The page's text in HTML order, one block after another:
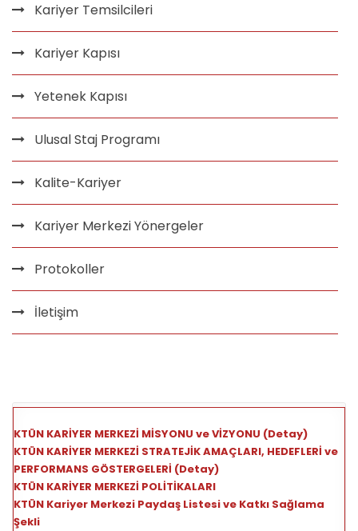
Kariyer Temsilcileri
Kariyer Kapısı
Yetenek Kapısı
Ulusal Staj Programı
Kalite-Kariyer
Kariyer Merkezi Yönergeler
Protokoller
İletişim
KTÜN KARİYER MERKEZİ MİSYONU ve VİZYONU (Detay)
KTÜN KARİYER MERKEZİ STRATEJİK AMAÇLARI, HEDEFLERİ ve
PERFORMANS GÖSTERGELERİ (Detay)
KTÜN KARİYER MERKEZİ POLİTİKALARI
KTÜN Kariyer Merkezi Paydaş Listesi ve Katkı Sağlama
Şekli